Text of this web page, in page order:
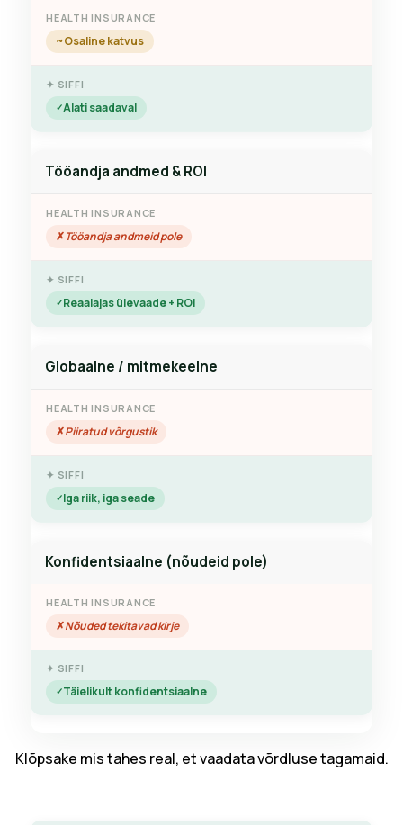
Osaline katvus
Alati saadaval
Tööandja andmed & ROI
Tööandja andmeid pole
Reaalajas ülevaade + ROI
Globaalne / mitmekeelne
Piiratud võrgustik
Iga riik, iga seade
Konfidentsiaalne (nõudeid pole)
Nõuded tekitavad kirje
Täielikult konfidentsiaalne
Klõpsake mis tahes real, et vaadata võrdluse tagamaid.